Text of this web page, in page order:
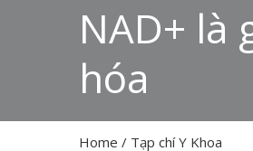
NAD+ là
hóa
Home / Tạp chí Y Khoa